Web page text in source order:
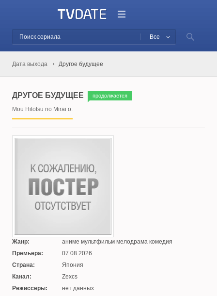
Все
Дата выхода Другое будущее
ДРУГОЕ БУДУЩЕЕ продолжается
Mou Hitotsu no Mirai o.
Жанр:
аниме мультфильм мелодрама комедия
Премьера:
07.08.2026
Страна:
Япония
Канал:
Zexcs
Режиссеры:
нет данных